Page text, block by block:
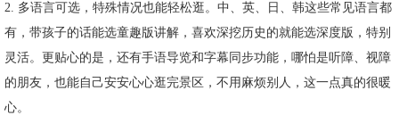
2. 多语言可选，特殊情况也能轻松逛。中、英、日、韩这些常见语言都
有，带孩子的话能选童趣版讲解，喜欢深挖历史的就能选深度版，特别
灵活。更贴心的是，还有手语导览和字幕同步功能，哪怕是听障、视障
的朋友，也能自己安安心心逛完景区，不用麻烦别人，这一点真的很暖
心。